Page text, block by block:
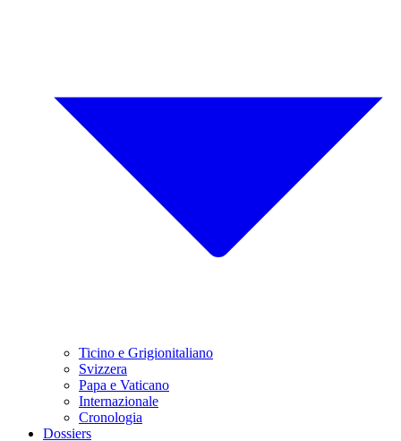
Ticino e Grigionitaliano
Svizzera
Papa e Vaticano
Internazionale
Cronologia
Dossiers